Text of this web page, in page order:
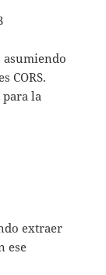
asumiendo
CORS.
para la
extraer
ese